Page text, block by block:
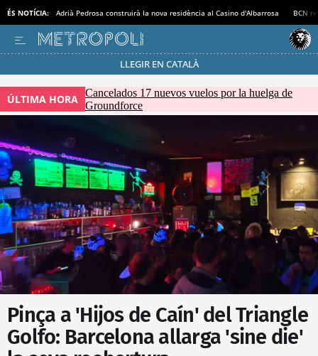
ÉS NOTÍCIA: Adrià Pedrosa construirà la nova residència al Casino d'Albarrosa BCN
LLEGIR EN CATALÀ
Passa’t al mode estalvi
ÚLTIMA HORA Cancelados 17 nuevos vuelos por la huelga de
Groundforce
Pinça a 'Hijos de Caín' del Triangle
Golfo: Barcelona allarga 'sine die'